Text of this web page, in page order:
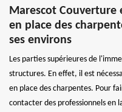
Marescot
en place des
ses environs
Les parties supérieures de
structures. En effet, il est
en place des charpentes. Pour
contacter des professionnels en